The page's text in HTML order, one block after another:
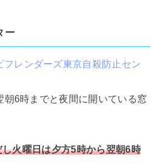
ー
フレンダーズ東京自殺防止セン
朝6時までと夜間に開いている窓
し火曜日は夕方5時から翌朝6時